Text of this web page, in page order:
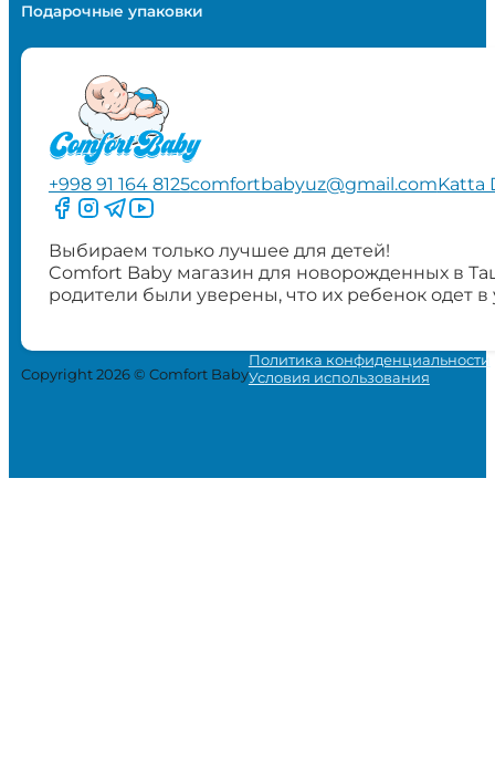
Подарочные упаковки
+998 91 164 8125comfortbabyuz@gmail.comKatta
Следите за нами на Facebook
Следите за нами в Instagram
Следите за нами в Telegram
Следите за нами в YouTube
Выбираем только лучшее для детей!
Comfort Baby магазин для новорожденных в
родители были уверены, что их ребенок одет
Copyright 2026 © Comfort Baby
Политика конфиденциальности
Условия использования